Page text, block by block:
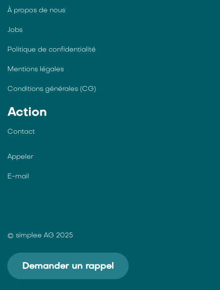
À propos de nous
Jobs
Politique de confidentialité
Mentions légales
Conditions générales (CG)
Action
Contact
Appeler
E-mail
© simplee AG 2025
Demander un rappel